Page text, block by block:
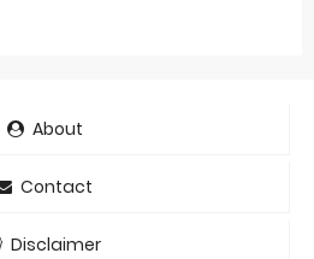
About
Contact
Disclaimer